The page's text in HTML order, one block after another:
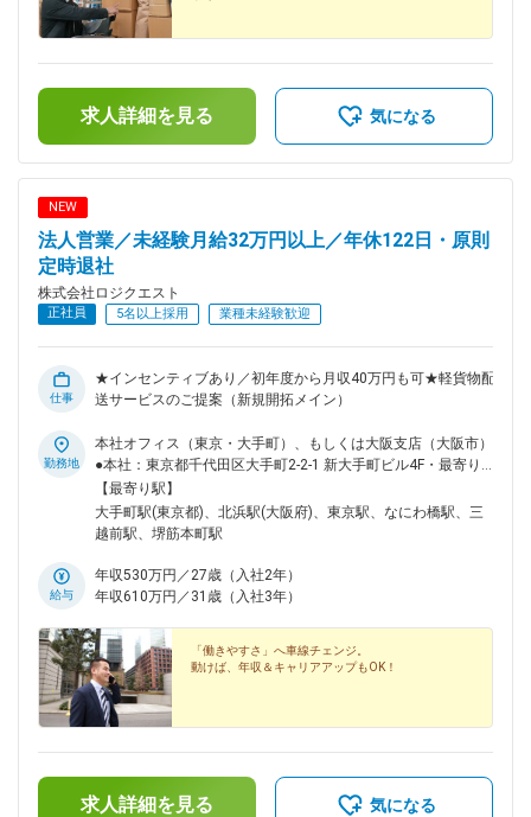
求人詳細を見る 気になる
NEW
法人営業／未経験月給32万円以上／年休122日・原則
定時退社
株式会社ロジクエスト
正社員 5名以上採用 業種未経験歓迎
仕事
★インセンティブあり／初年度から月収40万円も可★軽貨物配
送サービスのご提案（新規開拓メイン）
勤務地
本社オフィス（東京・大手町）、もしくは大阪支店（大阪市）
●本社：東京都千代田区大手町2-2-1 新大手町ビル4F・最寄り
駅／大手町駅●大阪支店分室：大阪府大阪市中央区平野町1-7-
6 ESTビル5F・最寄り駅／北浜駅■受動喫煙対策：オフィス
内禁煙
【最寄り駅】
大手町駅(東京都)、北浜駅(大阪府)、東京駅、なにわ橋駅、三
越前駅、堺筋本町駅
給与
年収530万円／27歳（入社2年）
年収610万円／31歳（入社3年）
「働きやすさ」へ車線チェンジ。
動けば、年収＆キャリアアップもOK！
求人詳細を見る 気になる